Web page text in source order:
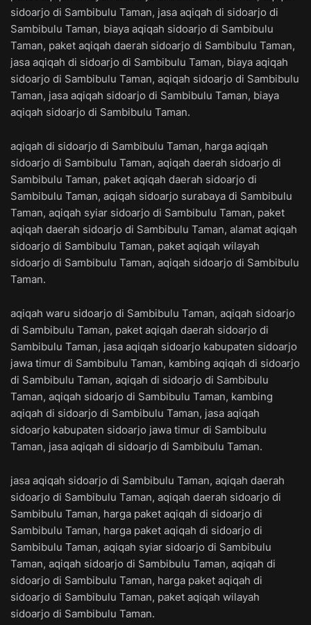
sidoarjo di Sambibulu Taman, jasa aqiqah di sidoarjo di
Sambibulu Taman, biaya aqiqah sidoarjo di Sambibulu
Taman, paket aqiqah daerah sidoarjo di Sambibulu Taman,
jasa aqiqah di sidoarjo di Sambibulu Taman, biaya aqiqah
sidoarjo di Sambibulu Taman, aqiqah sidoarjo di Sambibulu
Taman, jasa aqiqah sidoarjo di Sambibulu Taman, biaya
aqiqah sidoarjo di Sambibulu Taman.
aqiqah di sidoarjo di Sambibulu Taman, harga aqiqah
sidoarjo di Sambibulu Taman, aqiqah daerah sidoarjo di
Sambibulu Taman, paket aqiqah daerah sidoarjo di
Sambibulu Taman, aqiqah sidoarjo surabaya di Sambibulu
Taman, aqiqah syiar sidoarjo di Sambibulu Taman, paket
aqiqah daerah sidoarjo di Sambibulu Taman, alamat aqiqah
sidoarjo di Sambibulu Taman, paket aqiqah wilayah
sidoarjo di Sambibulu Taman, aqiqah sidoarjo di Sambibulu
Taman.
aqiqah waru sidoarjo di Sambibulu Taman, aqiqah sidoarjo
di Sambibulu Taman, paket aqiqah daerah sidoarjo di
Sambibulu Taman, jasa aqiqah sidoarjo kabupaten sidoarjo
jawa timur di Sambibulu Taman, kambing aqiqah di sidoarjo
di Sambibulu Taman, aqiqah di sidoarjo di Sambibulu
Taman, aqiqah sidoarjo di Sambibulu Taman, kambing
aqiqah di sidoarjo di Sambibulu Taman, jasa aqiqah
sidoarjo kabupaten sidoarjo jawa timur di Sambibulu
Taman, jasa aqiqah di sidoarjo di Sambibulu Taman.
jasa aqiqah sidoarjo di Sambibulu Taman, aqiqah daerah
sidoarjo di Sambibulu Taman, aqiqah daerah sidoarjo di
Sambibulu Taman, harga paket aqiqah di sidoarjo di
Sambibulu Taman, harga paket aqiqah di sidoarjo di
Sambibulu Taman, aqiqah syiar sidoarjo di Sambibulu
Taman, aqiqah sidoarjo di Sambibulu Taman, aqiqah di
sidoarjo di Sambibulu Taman, harga paket aqiqah di
sidoarjo di Sambibulu Taman, paket aqiqah wilayah
sidoarjo di Sambibulu Taman.